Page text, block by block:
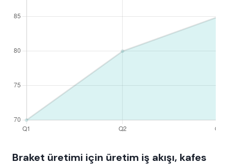
Braket üretimi için üretim iş akışı, kafes